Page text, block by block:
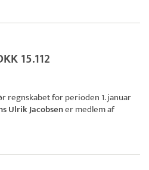
15.112
regnskabet for perioden 1. januar
Ulrik Jacobsener medlem af